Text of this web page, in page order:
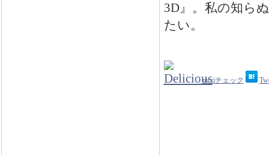
3D』。私の知ら
たい。
mixiチェック